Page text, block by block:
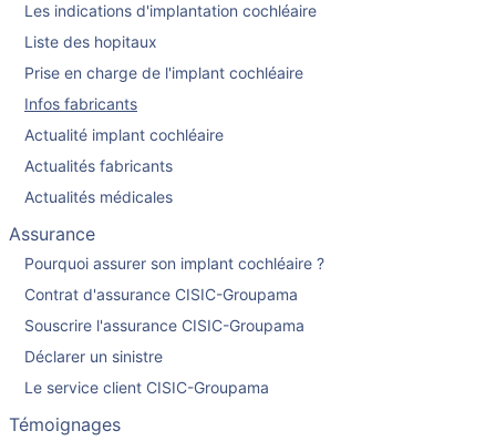
Les indications d'implantation cochléaire
Liste des hopitaux
Prise en charge de l'implant cochléaire
Infos fabricants
Actualité implant cochléaire
Actualités fabricants
Actualités médicales
Assurance
Pourquoi assurer son implant cochléaire ?
Contrat d'assurance CISIC-Groupama
Souscrire l'assurance CISIC-Groupama
Déclarer un sinistre
Le service client CISIC-Groupama
Témoignages